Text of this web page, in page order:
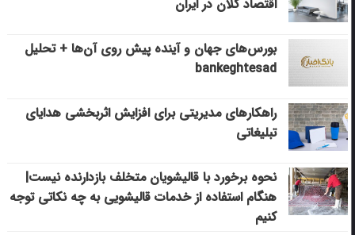
اقتصاد کلان در ایران
بورس‌های جهان و آینده پیش روی آن‌ها + تحلیل
bankeghtesad
راهکارهای مدیریتی برای افزایش اثربخشی هدایای
تبلیغاتی
نحوه برخورد با قالیشویان متخلف بازدارنده نیست|
هنگام استفاده از خدمات قالیشویی به چه نکاتی توجه
کنیم